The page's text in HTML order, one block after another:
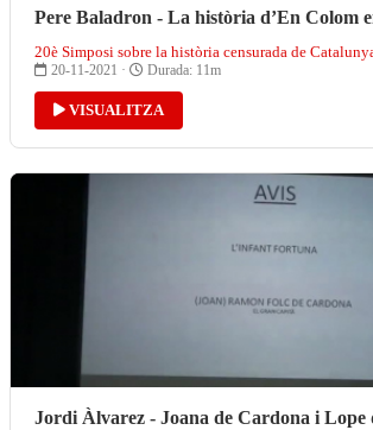
Pere Baladron - La història d’En Colom
20è Simposi sobre la història censurada de
20-11-2021 · Durada: 11m
VISUALITZA
Jordi Àlvarez - Joana de Cardona i Lope